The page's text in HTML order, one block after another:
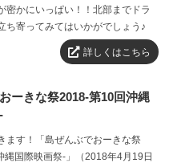
密かにいっぱい！！北部までドラ
ち寄ってみてはいかがでしょう♪
詳しくはこちら
ーきな祭2018-第10回沖縄
ます！「島ぜんぶでおーきな祭
縄国際映画祭-」（2018年4月19日